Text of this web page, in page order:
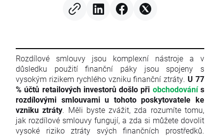
Rozdílové smlouvy jsou komplexní nástroje a v
důsledku použití finanční páky jsou spojeny s
vysokým rizikem rychlého vzniku finanční ztráty. U 77
% účtů retailových investorů došlo při obchodovánís
rozdílovými smlouvami u tohoto poskytovatele ke
vzniku ztráty. Měli byste zvážit, zda rozumíte tomu,
jak rozdílové smlouvy fungují, a zda si můžete dovolit
vysoké riziko ztráty svých finančních prostředků.